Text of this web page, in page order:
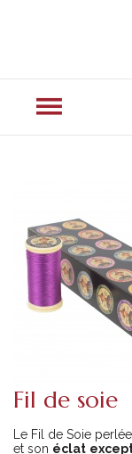
Fil de soie
Le Fil de Soie perlée
et son éclat